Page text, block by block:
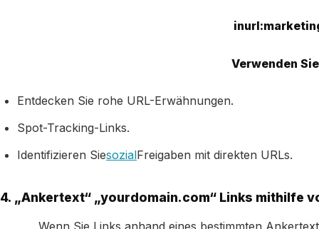
Verwenden
Entdecken Sie rohe URL-Erwähnungen.
Spot-Tracking-Links.
Identifizieren SiesozialFreigaben mit direkten URLs.
4. „Ankertext“ „yourdomain.com“ Links mithilfe